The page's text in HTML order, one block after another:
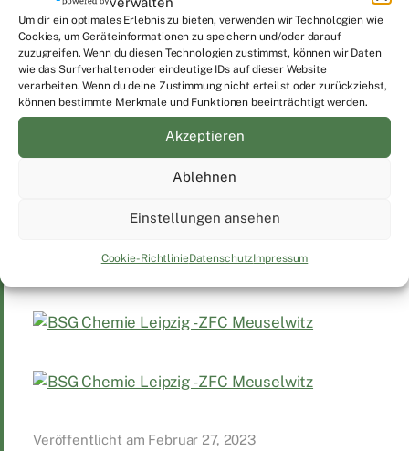
Um dir ein optimales Erlebnis zu bieten, verwenden wir Technologien wie
Cookies, um Geräteinformationen zu speichern und/oder darauf
zuzugreifen. Wenn du diesen Technologien zustimmst, können wir Daten
wie das Surfverhalten oder eindeutige IDs auf dieser Website
verarbeiten. Wenn du deine Zustimmung nicht erteilst oder zurückziehst,
können bestimmte Merkmale und Funktionen beeinträchtigt werden.
Akzeptieren
Ablehnen
Einstellungen ansehen
Cookie-RichtlinieDatenschutzImpressum
Veröffentlicht am Februar 27, 2023